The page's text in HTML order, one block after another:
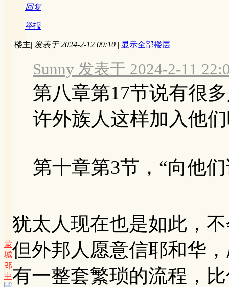
回复
举报
蒙
城
郎
中
楼主| 发表于 2024-2-12 09:10 | 显示全部楼层
Sunny 发表于 2024-2-11
第八章第17节说有很
许外族人这样加入他
第十章第3节，“向他
犹太人现在也是如此，
但外邦人愿意信耶和华
有一整套繁琐的流程，